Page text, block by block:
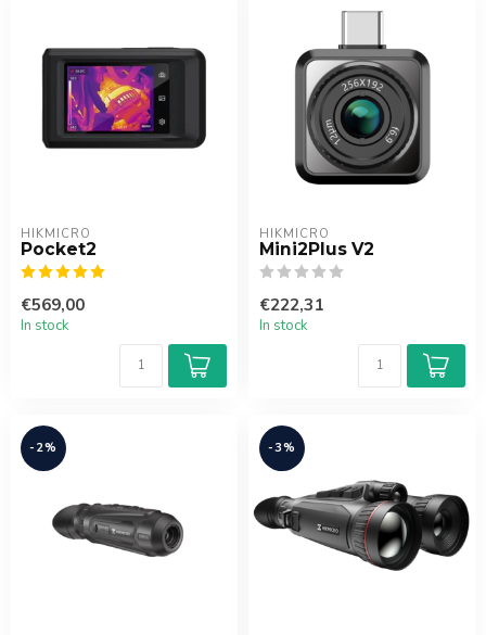
HIKMICRO
Pocket2
€569,00
In stock
HIKMICRO
Mini2Plus V2
€222,31
In stock
-2% -3%